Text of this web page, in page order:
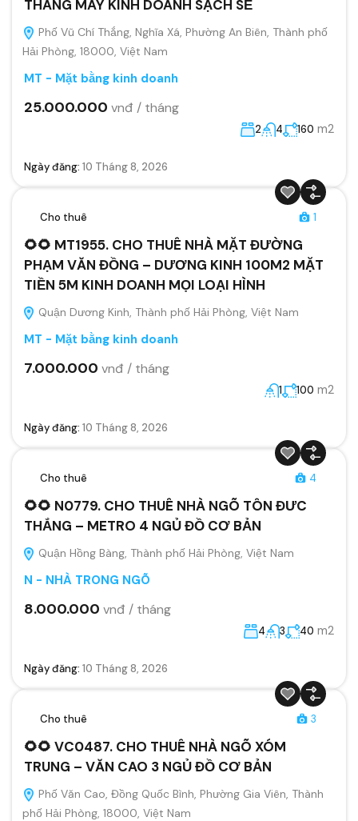
THANG MÁY KINH DOANH SẠCH SẼ
Phố Vũ Chí Thắng, Nghĩa Xá, Phường An Biên, Thành phố
Hải Phòng, 18000, Việt Nam
MT - Mặt bằng kinh doanh
25.000.000 vnđ / tháng
2 4 160 m2
Ngày đăng: 10 Tháng 8, 2026
Cho thuê 1
🌻🌻 MT1955. CHO THUÊ NHÀ MẶT ĐƯỜNG
PHẠM VĂN ĐỒNG – DƯƠNG KINH 100M2 MẶT
TIỀN 5M KINH DOANH MỌI LOẠI HÌNH
Quận Dương Kinh, Thành phố Hải Phòng, Việt Nam
MT - Mặt bằng kinh doanh
7.000.000 vnđ / tháng
1 100 m2
Ngày đăng: 10 Tháng 8, 2026
Cho thuê 4
🌻🌻 N0779. CHO THUÊ NHÀ NGÕ TÔN ĐƯC
THẮNG – METRO 4 NGỦ ĐỒ CƠ BẢN
Quận Hồng Bàng, Thành phố Hải Phòng, Việt Nam
N - NHÀ TRONG NGÕ
8.000.000 vnđ / tháng
4 3 40 m2
Ngày đăng: 10 Tháng 8, 2026
Cho thuê 3
🌻🌻 VC0487. CHO THUÊ NHÀ NGÕ XÓM
TRUNG – VĂN CAO 3 NGỦ ĐỒ CƠ BẢN
Phố Văn Cao, Đồng Quốc Bình, Phường Gia Viên, Thành
phố Hải Phòng, 18000, Việt Nam